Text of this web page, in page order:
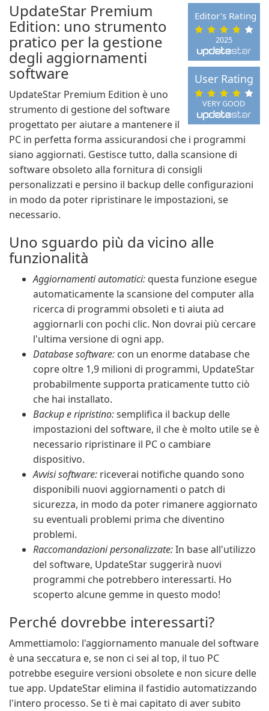
2025
Editor's Rating
VERY GOOD
User Rating
UpdateStar Premium
Edition: uno strumento
pratico per la gestione
degli aggiornamenti
software
UpdateStar Premium Edition è uno
strumento di gestione del software
progettato per aiutare a mantenere il
PC in perfetta forma assicurandosi che i programmi
siano aggiornati. Gestisce tutto, dalla scansione di
software obsoleto alla fornitura di consigli
personalizzati e persino il backup delle configurazioni
in modo da poter ripristinare le impostazioni, se
necessario.
Uno sguardo più da vicino alle
funzionalità
Aggiornamenti automatici: questa funzione esegue
automaticamente la scansione del computer alla
ricerca di programmi obsoleti e ti aiuta ad
aggiornarli con pochi clic. Non dovrai più cercare
l'ultima versione di ogni app.
Database software: con un enorme database che
copre oltre 1,9 milioni di programmi, UpdateStar
probabilmente supporta praticamente tutto ciò
che hai installato.
Backup e ripristino:semplifica il backup delle
impostazioni del software, il che è molto utile se è
necessario ripristinare il PC o cambiare
dispositivo.
Avvisi software: riceverai notifiche quando sono
disponibili nuovi aggiornamenti o patch di
sicurezza, in modo da poter rimanere aggiornato
su eventuali problemi prima che diventino
problemi.
Raccomandazioni personalizzate:In base all'utilizzo
del software, UpdateStar suggerirà nuovi
programmi che potrebbero interessarti. Ho
scoperto alcune gemme in questo modo!
Perché dovrebbe interessarti?
Ammettiamolo: l'aggiornamento manuale del software
è una seccatura e, se non ci sei al top, il tuo PC
potrebbe eseguire versioni obsolete e non sicure delle
tue app. UpdateStar elimina il fastidio automatizzando
l'intero processo. Se ti è mai capitato di aver subito